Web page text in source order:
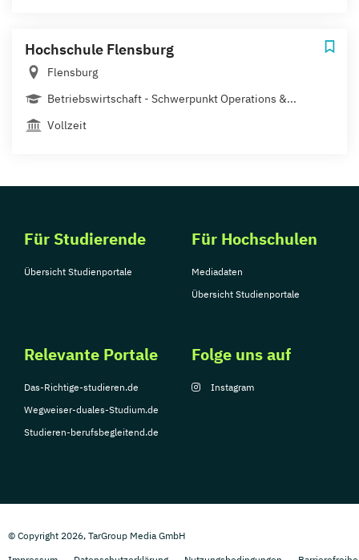
Hochschule Flensburg
Flensburg
Betriebswirtschaft - Schwerpunkt Operations &...
Vollzeit
Für Studierende
Übersicht Studienportale
Für Hochschulen
Mediadaten
Übersicht Studienportale
Relevante Portale
Das-Richtige-studieren.de
Wegweiser-duales-Studium.de
Studieren-berufsbegleitend.de
Folge uns auf
Instagram
© Copyright 2026, TarGroup Media GmbH